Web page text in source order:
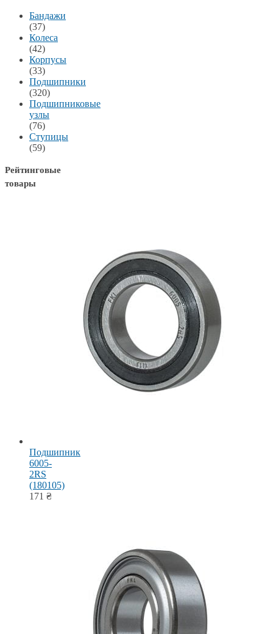
Бандажи
(37)
Колеса
(42)
Корпусы
(33)
Подшипники
(320)
Подшипниковые
узлы
(76)
Ступицы
(59)
Рейтинговые
товары
Подшипник
6005-
2RS
(180105)
171 ₴